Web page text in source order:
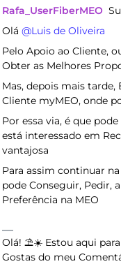
Rafa_UserFiberMEO
Olá ​ @Luis de Oliveira
Pelo Apoio ao Cliente,
Obter as Melhores
Mas, depois mais
Cliente myMEO, onde
Por essa via, é que
está interessado em
vantajosa
Para assim continuar
pode Conseguir, Pedir,
Preferência na MEO
Olá! ⛱️☀️ Estou aqui para
Gostas do meu